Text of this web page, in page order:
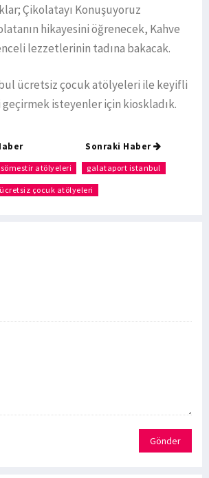
Çikolatayı Konuşuyoruz
hikayesini öğrenecek, Kahve
lezzetlerinin tadına bakacak.
ücretsiz çocuk atölyeleri ile keyifli
isteyenler için kioskladık.
Sonraki Haber
atölyeleri galataport istanbul
ücretsiz çocuk atölyeleri
Gönder